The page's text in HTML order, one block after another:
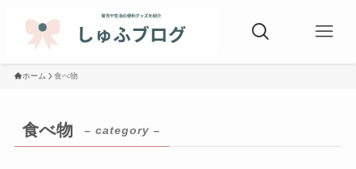
ホーム 食べ物
食べ物 – category –